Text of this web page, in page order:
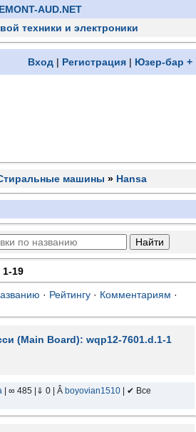
AUD.NET
техники и электроники
Вход | Регистрация | Юзер-бар +
машины » Hansa
1-19
· Рейтингу · Комментариям ·
(Main Board): wqp12-7601.d.1-1
| ∞ 485 |⇓ 0 | Â boyovian1510 | ✔ Все